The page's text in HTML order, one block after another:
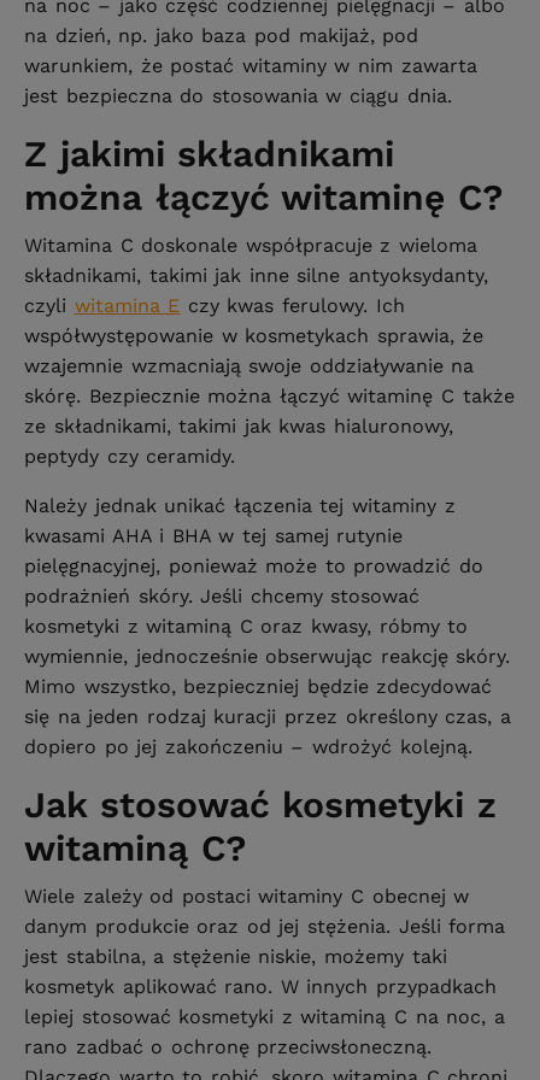
na noc – jako część codziennej pielęgnacji – albo
na dzień, np. jako baza pod makijaż, pod
warunkiem, że postać witaminy w nim zawarta
jest bezpieczna do stosowania w ciągu dnia.
Z jakimi składnikami
można łączyć witaminę C?
Witamina C doskonale współpracuje z wieloma
składnikami, takimi jak inne silne antyoksydanty,
czyli witamina E czy kwas ferulowy. Ich
współwystępowanie w kosmetykach sprawia, że
wzajemnie wzmacniają swoje oddziaływanie na
skórę. Bezpiecznie można łączyć witaminę C także
ze składnikami, takimi jak kwas hialuronowy,
peptydy czy ceramidy.
Należy jednak unikać łączenia tej witaminy z
kwasami AHA i BHA w tej samej rutynie
pielęgnacyjnej, ponieważ może to prowadzić do
podrażnień skóry. Jeśli chcemy stosować
kosmetyki z witaminą C oraz kwasy, róbmy to
wymiennie, jednocześnie obserwując reakcję skóry.
Mimo wszystko, bezpieczniej będzie zdecydować
się na jeden rodzaj kuracji przez określony czas, a
dopiero po jej zakończeniu – wdrożyć kolejną.
Jak stosować kosmetyki z
witaminą C?
Wiele zależy od postaci witaminy C obecnej w
danym produkcie oraz od jej stężenia. Jeśli forma
jest stabilna, a stężenie niskie, możemy taki
kosmetyk aplikować rano. W innych przypadkach
lepiej stosować kosmetyki z witaminą C na noc, a
rano zadbać o ochronę przeciwsłoneczną.